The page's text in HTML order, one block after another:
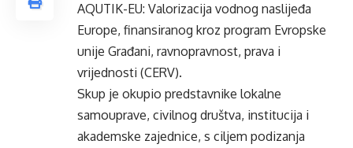
AQUTIK-EU: Valorizacija vodnog naslijeđa
Europe, finansiranog kroz program Evropske
unije Građani, ravnopravnost, prava i
vrijednosti (CERV).
Skup je okupio predstavnike lokalne
samouprave, civilnog društva, institucija i
akademske zajednice, s ciljem podizanja